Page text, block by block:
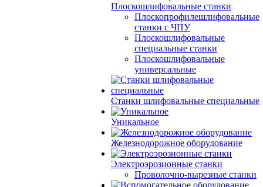
Плоскошлифовальные станки
Плоскопрофилешлифовальные
станки с ЧПУ
Плоскошлифовальные
специальные станки
Плоскошлифовальные
универсальные
Станки шлифовальные специальные
Уникальное
Железнодорожное оборудование
Электроэрозионные станки
Проволочно-вырезные станки